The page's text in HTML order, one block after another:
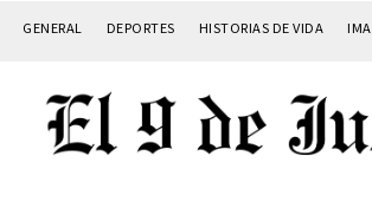
GENERAL DEPORTES HISTORIAS DE VIDA